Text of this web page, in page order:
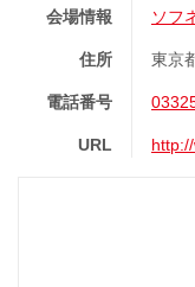
会場情報 ソフ
住所 東京
電話番号
URL